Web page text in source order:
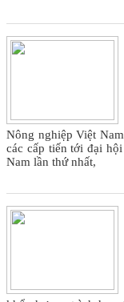
Nông nghiệp Việt
các cấp tiến tới đại
Nam lần thứ nhất,